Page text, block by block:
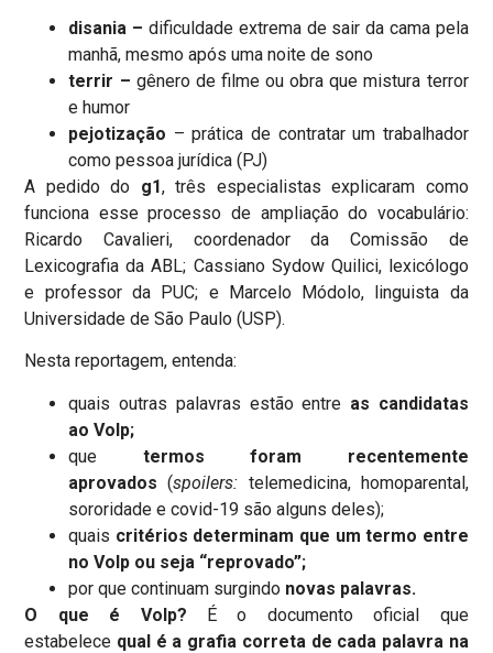
disania – dificuldade extrema de sair da cama pela
manhã, mesmo após uma noite de sono
terrir – gênero de filme ou obra que mistura terror
e humor
pejotização – prática de contratar um trabalhador
como pessoa jurídica (PJ)
A pedido do g1, três especialistas explicaram como
funciona esse processo de ampliação do vocabulário:
Ricardo Cavalieri, coordenador da Comissão de
Lexicografia da ABL; Cassiano Sydow Quilici, lexicólogo
e professor da PUC; e Marcelo Módolo, linguista da
Universidade de São Paulo (USP).
Nesta reportagem, entenda:
quais outras palavras estão entre as candidatas
ao Volp;
que termos foram recentemente
aprovados (spoilers: telemedicina, homoparental,
sororidade e covid-19 são alguns deles);
quais critérios determinam que um termo entre
no Volp ou seja “reprovado”;
por que continuam surgindo novas palavras.
O que é Volp? É o documento oficial que
estabelece qual é a grafia correta de cada palavra na